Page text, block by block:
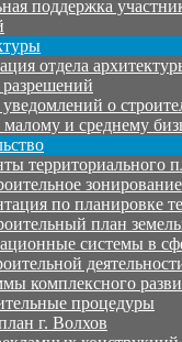
поддержка
отдела
о
и среднему
территориального
зонирование
по планировке
план
системы в
комплексного
процедуры
г. Волхов